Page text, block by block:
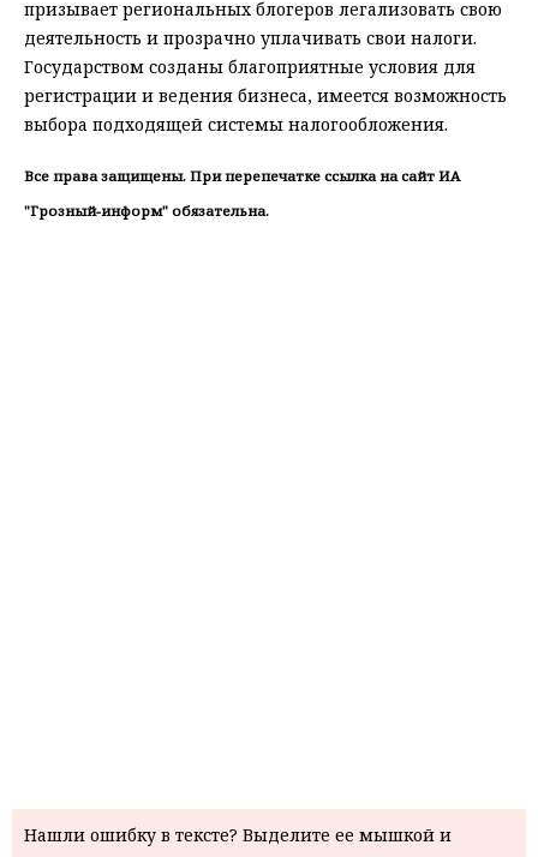
призывает региональных блогеров легализовать свою
деятельность и прозрачно уплачивать свои налоги.
Государством созданы благоприятные условия для
регистрации и ведения бизнеса, имеется возможность
выбора подходящей системы налогообложения.
Все права защищены. При перепечатке ссылка на сайт ИА
"Грозный-информ" обязательна.
Нашли ошибку в тексте? Выделите ее мышкой и